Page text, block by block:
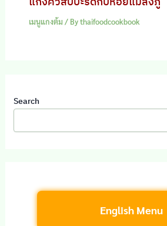
เมนูแกงต้ม / Bythaifoodcookbook
Search
English Menu